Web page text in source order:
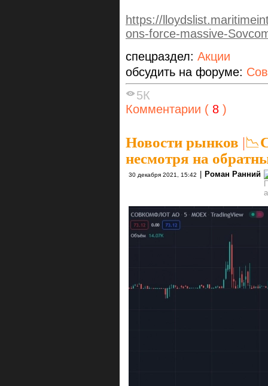
https://
ons-force-massive-
спецраздел: Акции
обсудить на форуме:
5К
Комментарии ( 8 )
Новости рынков |
несмотря на
30 декабря 2021, 15:42 | Роман Ранний